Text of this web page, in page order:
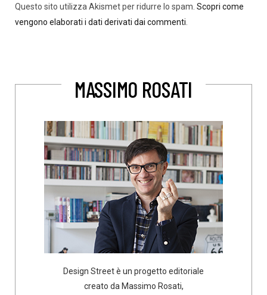
Questo sito utilizza Akismet per ridurre lo spam. Scopri come
vengono elaborati i dati derivati dai commenti.
MASSIMO ROSATI
Design Street è un progetto editoriale
creato da Massimo Rosati,